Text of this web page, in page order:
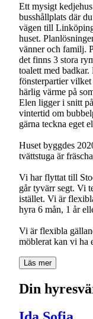
Ett mysigt
busshållplats där
vägen till
huset.
vänner och familj.
det finns 3 stora
toalett med badkar.
fönsterpartier
härlig värme på
Elen ligger i snitt
vintertid om
gärna teckna eget
Huset byggdes
tvättstuga är
Vi har flyttat till
går tyvärr segt. Vi
istället. Vi är
hyra 6 mån, 1 år
Vi är flexibla
möblerat kan vi ha
Läs mer
Din